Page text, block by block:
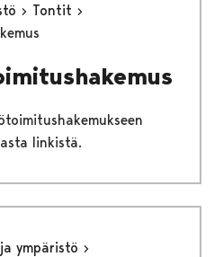
Tontit
linkistä.
ympäristö